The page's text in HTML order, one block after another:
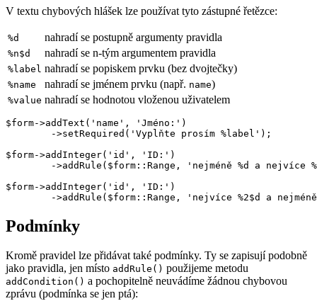
V textu chybových hlášek lze používat tyto zástupné řetězce:
%d nahradí se postupně argumenty pravidla
%n$d nahradí se n-tým argumentem pravidla
%label nahradí se popiskem prvku (bez dvojtečky)
%name nahradí se jménem prvku (např. name)
%value nahradí se hodnotou vloženou uživatelem
$form->addText('name', 'Jméno:')
$form->addInteger('id', 'ID:')
$form->addInteger('id', 'ID:')
Podmínky
Kromě pravidel lze přidávat také podmínky. Ty se zapisují podobně
jako pravidla, jen místo addRule() použijeme metodu
addCondition() a pochopitelně neuvádíme žádnou chybovou
zprávu (podmínka se jen ptá):